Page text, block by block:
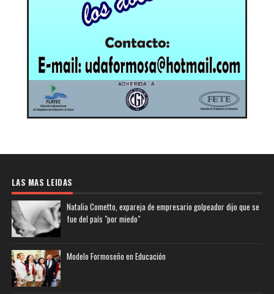
LAS MAS LEIDAS
Natalia Cometto, expareja de empresario golpeador dijo que se
fue del país "por miedo"
Modelo Formoseño en Educación